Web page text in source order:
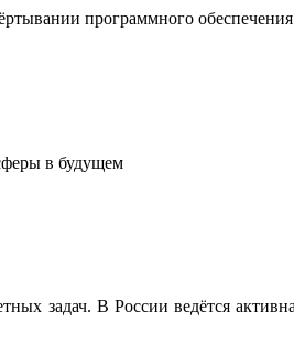
программного обеспечения
в будущем
задач. В России ведётся